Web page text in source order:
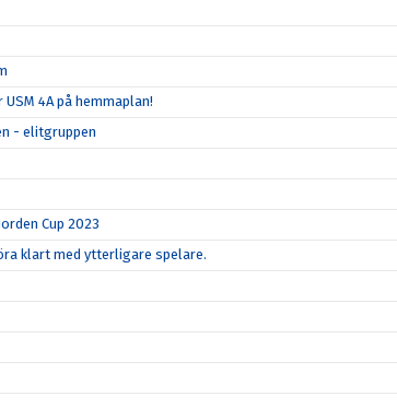
4A på hemmaplan!
- elitgruppen
Cup 2023
klart med ytterligare spelare.